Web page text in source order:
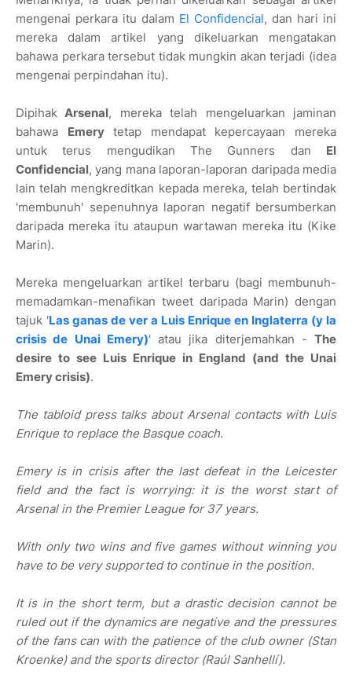
mengenai perkara itu dalam El Confidencial, dan hari ini
mereka dalam artikel yang dikeluarkan mengatakan
bahawa perkara tersebut tidak mungkin akan terjadi (idea
mengenai perpindahan itu).
Dipihak Arsenal, mereka telah mengeluarkan jaminan
bahawa Emerytetap mendapat kepercayaan mereka
untuk terus mengudikan The Gunners dan El
Confidencial, yang mana laporan-laporan daripada media
lain telah mengkreditkan kepada mereka, telah bertindak
'membunuh' sepenuhnya laporan negatif bersumberkan
daripada mereka itu ataupun wartawan mereka itu (Kike
Marin).
Mereka mengeluarkan artikel terbaru (bagi membunuh-
memadamkan-menafikan tweet daripada Marin) dengan
tajuk 'Las ganas de ver a Luis Enrique en Inglaterra (y la
crisis de Unai Emery)' atau jika diterjemahkan - The
desire to see Luis Enrique in England (and the Unai
Emery crisis).
The tabloid press talks about Arsenal contacts with Luis
Enrique to replace the Basque coach.
Emery is in crisis after the last defeat in the Leicester
field and the fact is worrying: it is the worst start of
Arsenal in the Premier League for 37 years.
With only two wins and five games without winning you
have to be very supported to continue in the position.
It is in the short term, but a drastic decision cannot be
ruled out if the dynamics are negative and the pressures
of the fans can with the patience of the club owner (Stan
Kroenke) and the sports director (Raúl Sanhellí).